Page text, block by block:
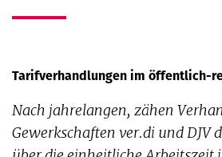
Tarifverhandlungen im öffentlich-
Nach jahrelangen, zähen
Gewerkschaften ver.di und DJV